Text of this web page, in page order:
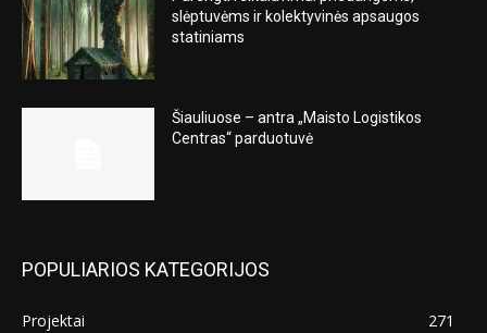
slėptuvėms ir kolektyvinės apsaugos
statiniams
Šiauliuose – antra „Maisto Logistikos
Centras“ parduotuvė
POPULIARIOS KATEGORIJOS
Projektai
271